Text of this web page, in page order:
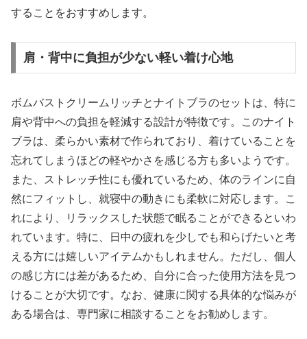
することをおすすめします。
肩・背中に負担が少ない軽い着け心地
ボムバストクリームリッチとナイトブラのセットは、特に
肩や背中への負担を軽減する設計が特徴です。このナイト
ブラは、柔らかい素材で作られており、着けていることを
忘れてしまうほどの軽やかさを感じる方も多いようです。
また、ストレッチ性にも優れているため、体のラインに自
然にフィットし、就寝中の動きにも柔軟に対応します。こ
れにより、リラックスした状態で眠ることができるといわ
れています。特に、日中の疲れを少しでも和らげたいと考
える方には嬉しいアイテムかもしれません。ただし、個人
の感じ方には差があるため、自分に合った使用方法を見つ
けることが大切です。なお、健康に関する具体的な悩みが
ある場合は、専門家に相談することをお勧めします。